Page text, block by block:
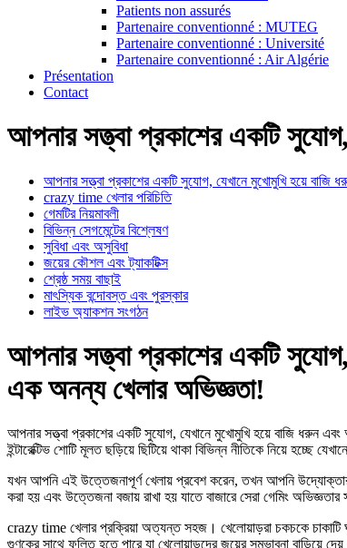
Patients non assurés
Partenaire conventionné : MUTEG
Partenaire conventionné : Université
Partenaire conventionné : Air Algérie
Présentation
Contact
আপনার সত্ত্বা প্রকাশের একটি
আপনার সত্ত্বা প্রকাশের একটি সুযোগ, যেখানে মুখোমুখি হয়ে
crazy time খেলার পরিচিতি
গেমটির নিয়মাবলী
বিভিন্ন সেগমেন্টের বিশ্লেষণ
সুবিধা এবং অসুবিধা
জয়ের কৌশল এবং ট্যাকটিক্স
শ্রেষ্ঠ সময় বাছাই
মাৎস্যিক বন্দোবস্ত এবং পুরস্কার
লাইভ অ্যাকশন সংগঠন
আপনার সত্ত্বা প্রকাশের একটি
এক অনন্য খেলার অভিজ্ঞতা!
আপনার সত্ত্বা প্রকাশের একটি সুযোগ, যেখানে মুখোমুখি হয়ে বাজি ধরুন
ইন্টারেক্টিভ শোটি মূলত ছড়িয়ে ছিটিয়ে থাকা বিভিন্ন নীতিকে নিয়ে হচ্ছে
যখন আপনি এই উত্তেজনাপূর্ণ খেলায় প্রবেশ করেন, তখন আপনি উদ্যোক্তার
করা হয় এবং উত্তেজনা বজায় রাখা হয় যাতে বাজারে সেরা গেমিং অভিজ্ঞতার
crazy time খেলার প্রক্রিয়া অত্যন্ত সহজ। খেলোয়াড়রা চকচকে চাকাটি
গুণকের সাথে ফলিত হতে পারে যা খেলোয়াড়দের জয়ের সম্ভাবনা বাড়িয়ে